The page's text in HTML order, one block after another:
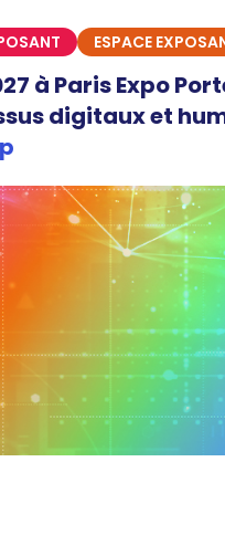
ESPACE
à Paris Expo
digitaux et